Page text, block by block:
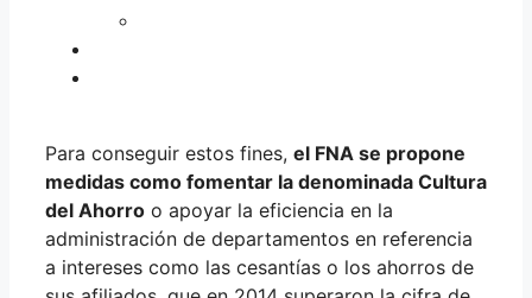
Para conseguir estos fines, el FNA se propone
medidas como fomentar la denominada Cultura
del Ahorro o apoyar la eficiencia en la
administración de departamentos en referencia
a intereses como las cesantías o los ahorros de